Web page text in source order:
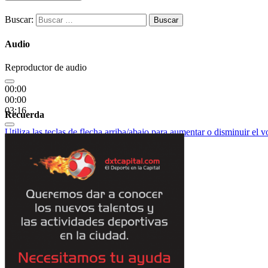
Buscar:
Audio
Reproductor de audio
00:00
00:00
03:16
Utiliza las teclas de flecha arriba/abajo para aumentar o disminuir el
Recuerda